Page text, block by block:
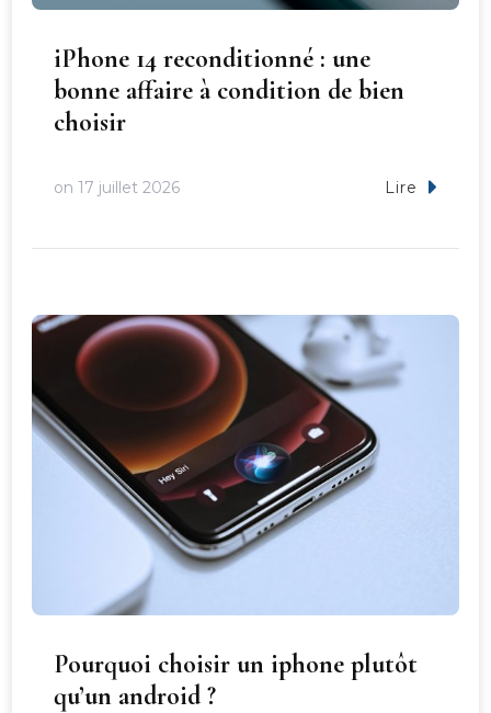
iPhone 14 reconditionné : une
bonne affaire à condition de bien
choisir
on 17 juillet 2026 Lire
Pourquoi choisir un iphone plutôt
qu’un android ?